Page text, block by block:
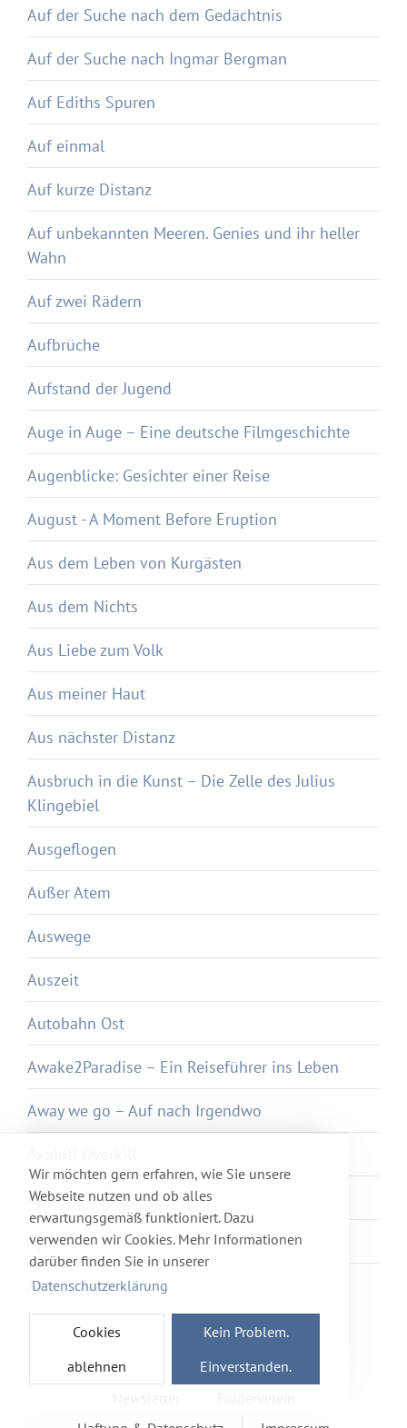
Wir möchten gern erfahren, wie Sie unsere
Webseite nutzen und ob alles
erwartungsgemäß funktioniert. Dazu
verwenden wir Cookies. Mehr Informationen
darüber finden Sie in unserer
Datenschutzerklärung
Cookies
ablehnen
Kein Problem.
Einverstanden.
Auf der Suche nach dem Gedächtnis
Auf der Suche nach Ingmar Bergman
Auf Ediths Spuren
Auf einmal
Auf kurze Distanz
Auf unbekannten Meeren. Genies und ihr heller
Wahn
Auf zwei Rädern
Aufbrüche
Aufstand der Jugend
Auge in Auge – Eine deutsche Filmgeschichte
Augenblicke: Gesichter einer Reise
August - A Moment Before Eruption
Aus dem Leben von Kurgästen
Aus dem Nichts
Aus Liebe zum Volk
Aus meiner Haut
Aus nächster Distanz
Ausbruch in die Kunst – Die Zelle des Julius
Klingebiel
Ausgeflogen
Außer Atem
Auswege
Auszeit
Autobahn Ost
Awake2Paradise – Ein Reiseführer ins Leben
Away we go – Auf nach Irgendwo
Ayka
Ayurveda
Azur et Asmar